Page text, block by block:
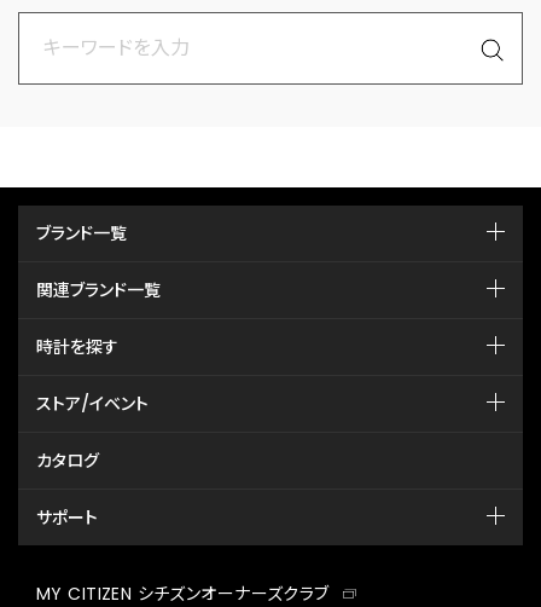
ブランド一覧
関連ブランド一覧
時計を探す
ストア/イベント
カタログ
サポート
MY CITIZEN シチズンオーナーズクラブ